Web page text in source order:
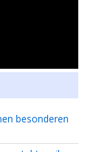
besonderen